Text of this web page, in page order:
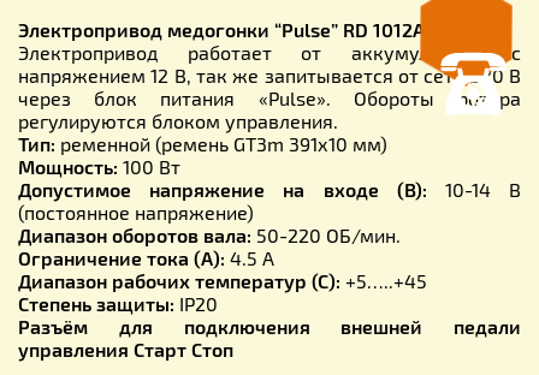
Электропривод медогонки “Pulse” RD 1012A:
Электропривод работает от аккумулятора с
напряжением 12 В, так же запитывается от сети 220 В
через блок питания «Pulse». Обороты ротора
регулируются блоком управления.
Тип: ременной (ремень GT3m 391х10 мм)
Мощность: 100 Вт
Допустимое напряжение на входе (В): 10-14 В
(постоянное напряжение)
Диапазон оборотов вала: 50-220 ОБ/мин.
Ограничение тока (А): 4.5 А
Диапазон рабочих температур (С): +5…..+45
Степень защиты: IP20
Разъём для подключения внешней педали
управления Старт Стоп